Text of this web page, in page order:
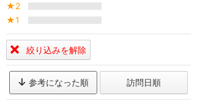
★2
★1
絞り込みを解除
参考になった順 訪問日順